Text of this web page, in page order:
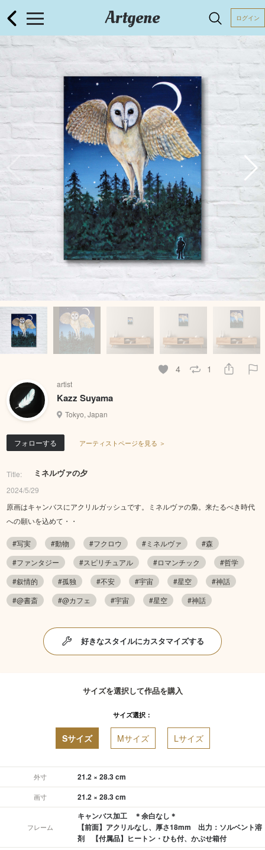
Artgene ログイン
4 1
artist
Kazz Suyama
Tokyo, Japan
フォローする アーティストページを見る ＞
Title: ミネルヴァの夕
2024/5/29
原画はキャンバスにアクリルガッシュです。ミネルヴァの梟。来たるべき時代
への願いを込めて・・
#写実 #動物 #フクロウ #ミネルヴァ
#森
#ファンタジー
#スピリチュアル #ロマンチック
#哲学
#叙情的
#孤独 #不安 #宇宙 #星空
#神話
#@書斎
#@カフェ #宇宙 #星空 #神話
好きなスタイルにカスタマイズする
サイズを選択して作品を購入
サイズ選択：
Sサイズ Mサイズ Lサイズ
外寸 21.2 × 28.3 cm
画寸 21.2 × 28.3 cm
フレーム
キャンバス加工 ＊余白なし＊
【前面】アクリルなし、厚さ18mm 出力：ソルベント溶
剤 【付属品】ヒートン・ひも付、かぶせ箱付